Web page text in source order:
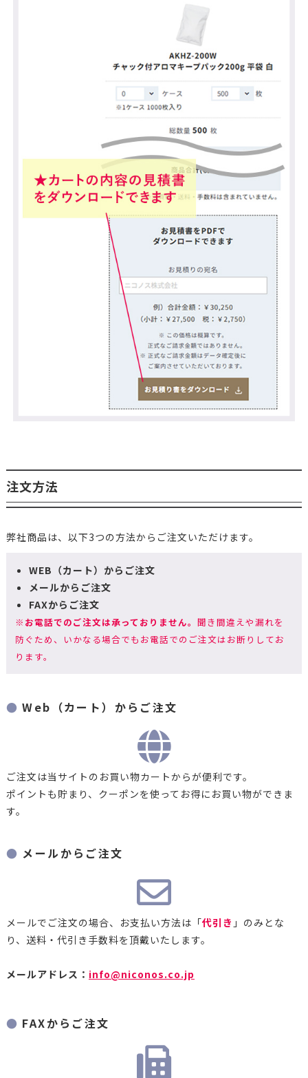
注文方法
弊社商品は、以下3つの方法からご注文いただけます。
WEB（カート）からご注文
メールからご注文
FAXからご注文
※ お電話でのご注文は承っておりません。 聞き間違えや漏れを
防ぐため、いかなる場合でもお電話でのご注文はお断りしてお
ります。
Web（カート）からご注文
ご注文は当サイトのお買い物カートからが便利です。
ポイントも貯まり、クーポンを使ってお得にお買い物ができま
す。
メールからご注文
メールでご注文の場合、お支払い方法は「代引き 」のみとな
り、送料・代引き手数料を頂戴いたします。
メールアドレス： info@niconos.co.jp
FAXからご注文